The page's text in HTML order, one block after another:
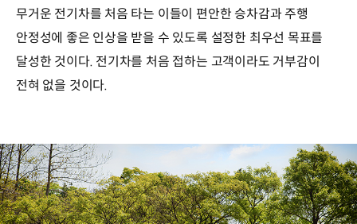
무거운 전기차를 처음 타는 이들이 편안한 승차감과 주행
안정성에 좋은 인상을 받을 수 있도록 설정한 최우선 목표를
달성한 것이다. 전기차를 처음 접하는 고객이라도 거부감이
전혀 없을 것이다.